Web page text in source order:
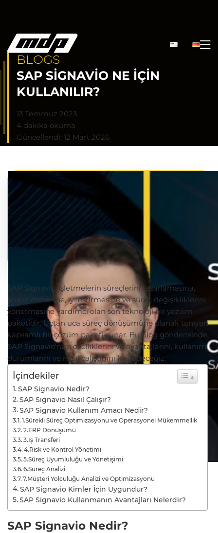
BLOGS
SAP SIGNAVIO NE İÇIN
KULLANILIR?
13 Temmuz 2023
4 dakika okuma
Güncellendi: 12 Mart 2026
SAP Signavio, işletmelerin süreçlerini tasarlamasına,
analiz etmesine, iyileştirmesine ve süreç değişikliklerini
yönetmesine yardımcı olan son teknoloji bir yazılım
paketidir. Uçtan uca süreç dönüşümüne olanak tanıyan
kapsamlı bir çözüm paketi sunar. Bu blog gönderisinde
SAP Signavio’nun özelliklerini ve avantajlarını, kullanım
durumlarını ve nasıl çalıştığını keşfedeceğiz.
İçindekiler
SAP Signavio Nedir?
SAP Signavio Nasıl Çalışır?
SAP Signavio Kullanım Amacı Nedir?
1.Sürekli Süreç Optimizasyonu ve Operasyonel Mükemmellik
2.ERP Dönüşümü
3.İş Transferi
4.Risk ve Kontrol Yönetimi
5.Süreç Uyumluluğu ve Yönetişimi
6.Süreç Analizi
7.Müşteri Yolculuğu Analizi ve Optimizasyonu
SAP Signavio Kimler İçin Uygundur?
SAP Signavio Kullanmanın Avantajları Nelerdir?
SAP Signavio Nedir?